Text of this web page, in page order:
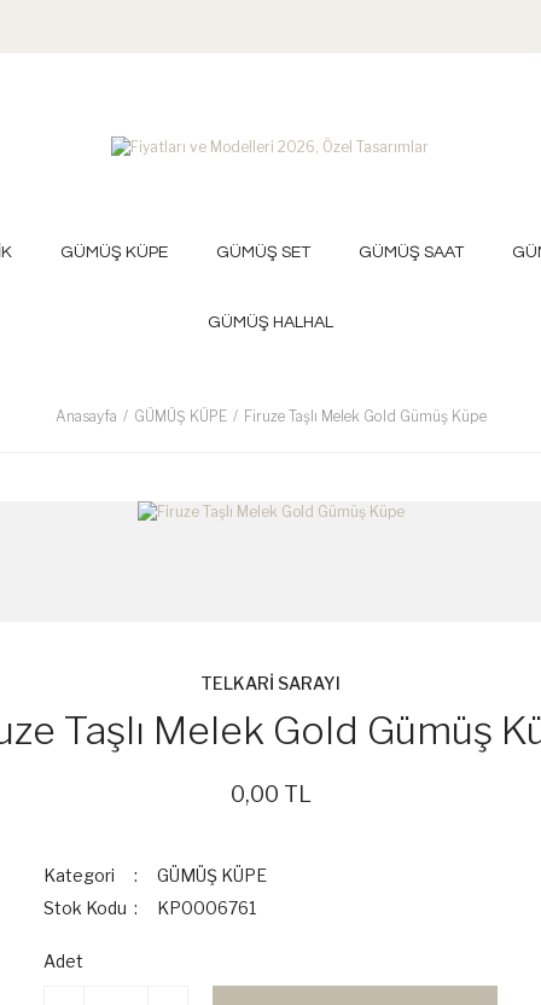
GÜMÜŞ KÜPE GÜMÜŞ SET GÜMÜŞ SAAT
GÜMÜŞ HALHAL
Anasayfa GÜMÜŞ KÜPE Firuze Taşlı Melek Gold Gümüş Küpe
TELKARİ SARAYI
Taşlı Melek Gold Gümüş
0,00 TL
Kategori
GÜMÜŞ KÜPE
Stok Kodu
KP0006761
Adet